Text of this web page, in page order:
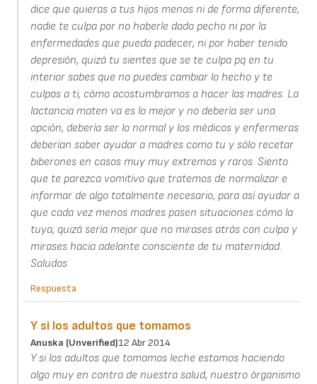
dice que quieras a tus hijos menos ni de forma diferente,
nadie te culpa por no haberle dado pecho ni por la
enfermedades que pueda padecer, ni por haber tenido
depresión, quizá tu sientes que se te culpa pq en tu
interior sabes que no puedes cambiar lo hecho y te
culpas a ti, cómo acostumbramos a hacer las madres. La
lactancia maten va es lo mejor y no debería ser una
opción, debería ser lo normal y los médicos y enfermeras
deberían saber ayudar a madres como tu y sólo recetar
biberones en casos muy muy extremos y raros. Siento
que te parezca vomitivo que tratemos de normalizar e
informar de algo totalmente necesario, para así ayudar a
que cada vez menos madres pasen situaciones cómo la
tuya, quizá sería mejor que no mirases atrás con culpa y
mirases hacia adelante consciente de tu maternidad.
Saludos
Respuesta
Y si los adultos que tomamos
Anuska (unverified)12 Abr 2014
Y si los adultos que tomamos leche estamos haciendo
algo muy en contra de nuestra salud, nuestro órganismo